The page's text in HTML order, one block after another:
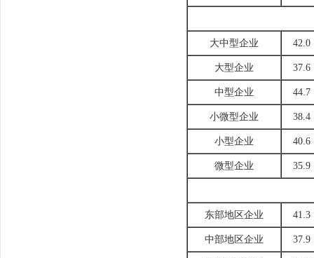
大中型企业 42.0
大型企业 37.6
中型企业 44.7
小微型企业 38.4
小型企业 40.6
微型企业 35.9
东部地区企业 41.3
中部地区企业 37.9